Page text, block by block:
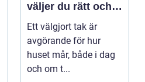
väljer du rätt och
får ett tak som
håller
Ett välgjort tak är
avgörande för hur
huset mår, både i dag
och om t...